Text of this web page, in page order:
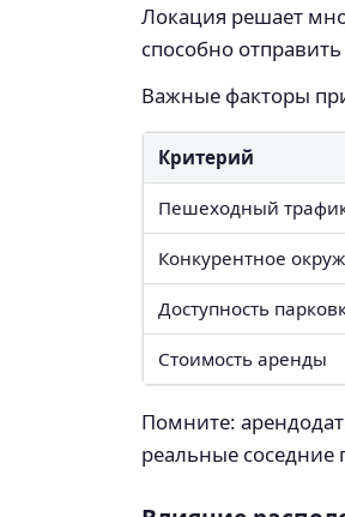
Локация решает
способно
Важные факторы
Критерий
Пешеходный
Конкурентное
Доступность
Стоимость аренды
Помните:
реальные соседние